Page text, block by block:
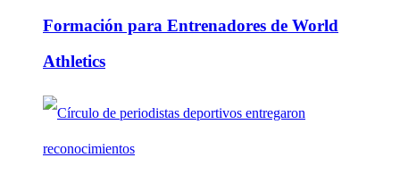
Formación para Entrenadores de World
Athletics